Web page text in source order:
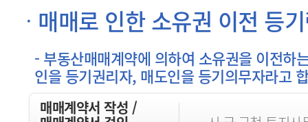
매매로 인한 소유권 이전 등
- 부동산매매계약에 의하여 소유권을 이전하
인을 등기권리자, 매도인을 등기의무자라고
매매계약서 작성 /